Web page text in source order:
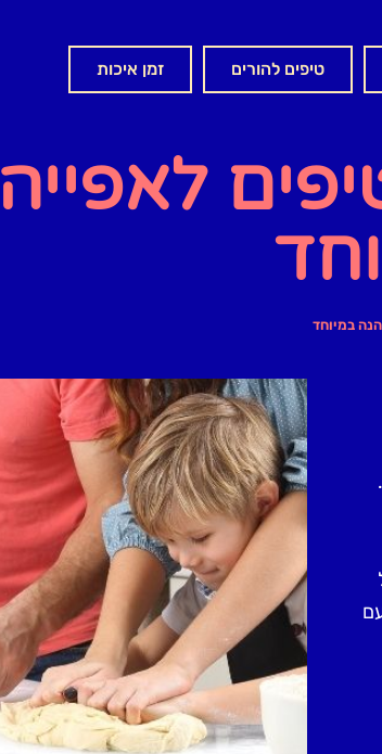
טיפים להורים זמן איכות
לאפייה
במיוחד